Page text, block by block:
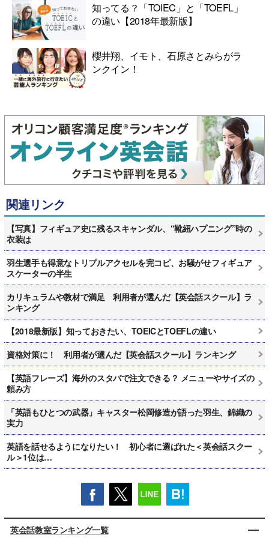
知ってる？「TOIEC」と「TOEFL」
の違い【2018年最新版】
櫻井翔、イモト、石原さとみらがラ
ンクイン！
関連リンク
【写真】フィギュア史に残るスキャンダル、“靴紐ハプニング”時の
衣装は
羽生選手も得意なトリプルアクセルを完コピ、お騒がせフィギュア
スケーターの半生
カリキュラムや教材で満足 利用者が選んだ【英会話スクール】ラ
ンキング
【2018最新版】知っておきたい、TOEICとTOEFLの違い
資格対策に！ 利用者が選んだ【英会話スクール】ランキング
【英語フレーズ】海外のスタバで注文できる？ メニューやサイズの
頼み方
「英語もひとつの武器」キャスター松岡修造が語った羽生、錦織の
実力
英語を話せるようになりたい！ 初心者に選ばれた＜英会話スクー
ル＞1位は…
英会話教室ランキング一覧